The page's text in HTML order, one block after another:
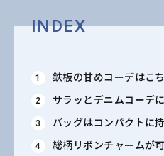
INDEX
鉄板の甘めコーデはこ
サラッとデニムコーデ
バッグはコンパクトに
総柄リボンチャームが